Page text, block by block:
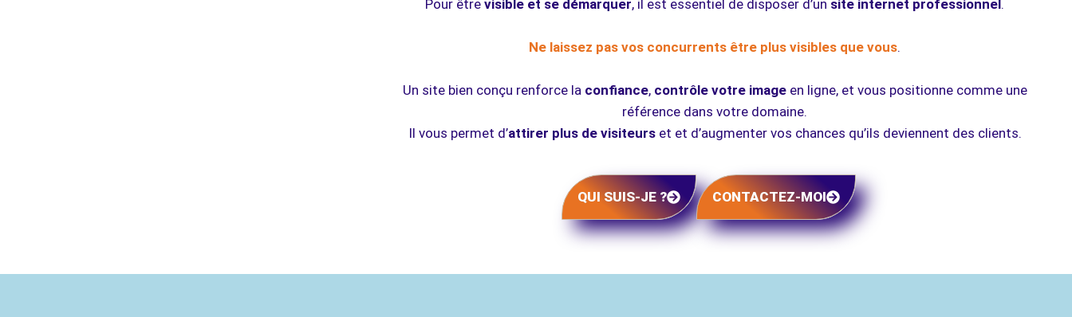
Pour êtrevisible et se démarquer, il est essentiel de disposer d’un site internet professionnel.
Ne laissez pas vos concurrents être plus visibles que vous.
Un site bien conçu renforce la confiance, contrôle votre imageen ligne, et vous positionne comme une
référence dans votre domaine.
Il vous permet d’attirer plus de visiteurset et d’augmenter vos chances qu’ils deviennent des clients.
QUI SUIS-JE ? CONTACTEZ-MOI